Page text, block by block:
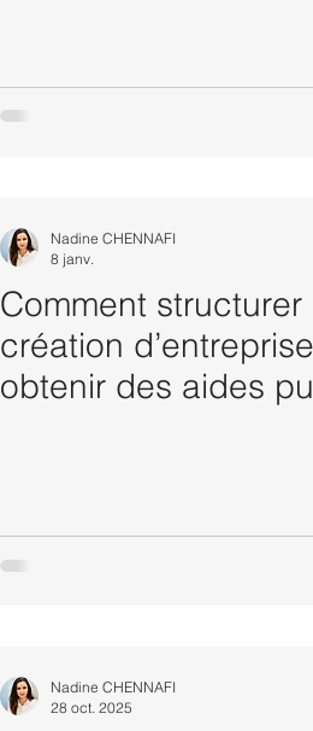
Comment
création
obtenir des aides
Nadine CHENNAFI
8 janv.
Nadine CHENNAFI
28 oct. 2025